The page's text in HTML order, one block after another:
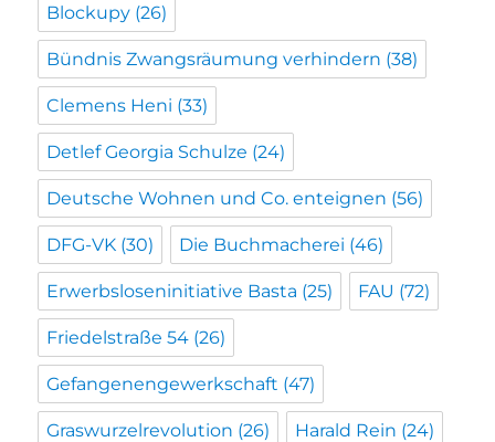
Blockupy (26)
Bündnis Zwangsräumung verhindern (38)
Clemens Heni (33)
Detlef Georgia Schulze (24)
Deutsche Wohnen und Co. enteignen (56)
DFG-VK (30) Die Buchmacherei (46)
Erwerbsloseninitiative Basta (25) FAU (72)
Friedelstraße 54 (26)
Gefangenengewerkschaft (47)
Graswurzelrevolution (26) Harald Rein (24)